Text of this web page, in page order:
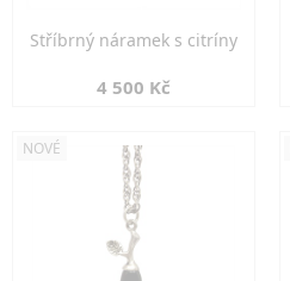
Stříbrný náramek s citríny
4 500 Kč
NOVÉ